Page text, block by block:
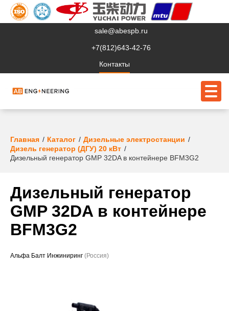
sale@abespb.ru
+7(812)643-42-76
Контакты
О компании
Клиентам
Сервис
Судовое ЭО
Главная Каталог
Дизельные электростанции
Дизель генератор (ДГУ) 20 кВт
Дизельный генератор GMP 32DA в контейнере BFM3G2
Дизельный генератор
GMP 32DA в контейнере
BFM3G2
Альфа Балт Инжиниринг (Россия)